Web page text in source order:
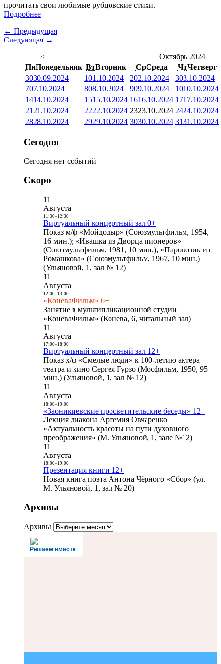
прочитать свои любимые рубцовские стихи.
Подробнее
← Предыдущая
Следующая →
<
Октябрь 2024
ПнПонедельник ВтВторник СрСреда ЧтЧетверг
3030.09.2024 101.10.2024 202.10.2024 303.10.2024
707.10.2024 808.10.2024 909.10.2024 1010.10.2024
1414.10.2024 1515.10.2024 1616.10.2024 1717.10.2024
21 21.10.2024 2222.10.2024 2323.10.2024 2424.10.2024
2828.10.2024 2929.10.2024 3030.10.2024 3131.10.2024
Сегодня
Сегодня нет событий
Скоро
11
Августа
11:30- 12:30
Виртуальный концертный зал 0+
Показ м/ф «Мойдодыр» (Союзмультфильм, 1954,
16 мин.); «Ивашка из Дворца пионеров»
(Союзмультфильм, 1981, 10 мин.); «Паровозик из
Ромашкова» (Союзмультфильм, 1967, 10 мин.)
(Ульяновой, 1, зал № 12)
11
Августа
12:00- 13:00
«КоневаФильм» 6+
Занятие в мультипликационной студии
«КоневаФильм» (Конева, 6, читальный зал)
11
Августа
17:00- 18:00
Виртуальный концертный зал 12+
Показ х/ф «Смелые люди» к 100-летию актера
театра и кино Сергея Гурзо (Мосфильм, 1950, 95
мин.) (Ульяновой, 1, зал № 12)
11
Августа
18:00- 19:00
«Заоникиевские просветительские беседы» 12+
Лекция диакона Артемия Овчаренко
«Актуальность красоты на пути духовного
преображения» (М. Ульяновой, 1, зале №12)
11
Августа
18:00- 19:00
Презентация книги 12+
Новая книга поэта Антона Чёрного «Сбор» (ул.
М. Ульяновой, 1, зал № 20)
Архивы
Архивы
Решаем вместе